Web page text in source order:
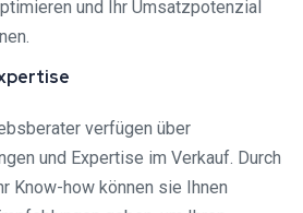
und Ihr Umsatzpotenzial
verfügen über
und Expertise im Verkauf. Durch
Know-how können sie Ihnen